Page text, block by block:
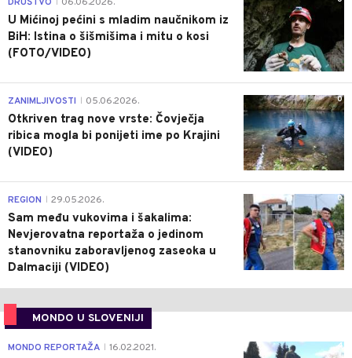
U Mićinoj pećini s mladim naučnikom iz
BiH: Istina o šišmišima i mitu o kosi
(FOTO/VIDEO)
0
ZANIMLJIVOSTI 05.06.2026.
Otkriven trag nove vrste: Čovječja
ribica mogla bi ponijeti ime po Krajini
(VIDEO)
0
REGION 29.05.2026.
Sam među vukovima i šakalima:
Nevjerovatna reportaža o jedinom
stanovniku zaboravljenog zaseoka u
Dalmaciji (VIDEO)
MONDO U SLOVENIJI
4
MONDO REPORTAŽA 16.02.2021.